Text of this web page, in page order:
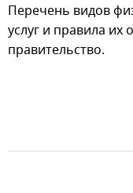
Перечень видов
услуг и правила их
правительство.